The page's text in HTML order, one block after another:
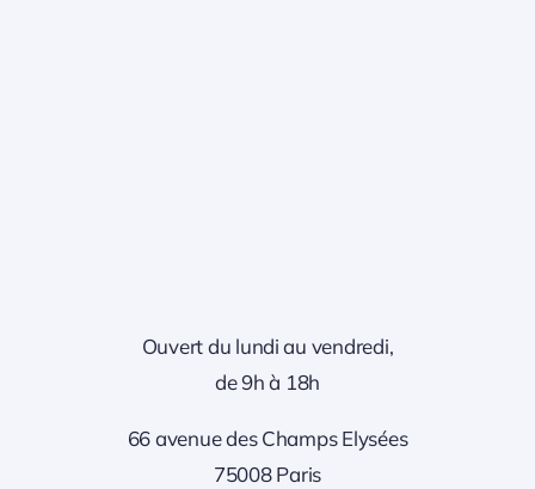
Ouvert du lundi au vendredi,
de 9h à 18h
66 avenue des Champs Elysées
75008 Paris